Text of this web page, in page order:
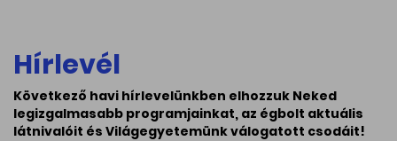
Hírlevél
Következő havi hírlevelünkben elhozzuk Neked
legizgalmasabb programjainkat, az égbolt aktuális
látnivalóit és Világegyetemünk válogatott csodáit!